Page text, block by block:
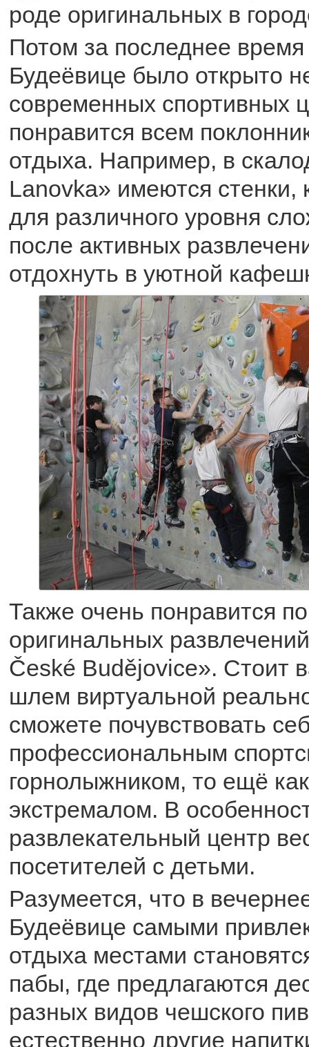
роде оригинальных в
Потом за последнее
Будеёвице было открыто
современных спортивных
понравится всем
отдыха. Например, в
Lanovka» имеются стенки,
для различного уровня
после активных
отдохнуть в уютной
Также очень понравится
оригинальных
České Budějovice». Стоит
шлем виртуальной
сможете почувствовать
профессиональным
горнолыжником, то ещё
экстремалом. В
развлекательный центр
посетителей с детьми.
Разумеется, что в
Будеёвице самыми
отдыха местами
пабы, где предлагаются
разных видов чешского
естественно другие